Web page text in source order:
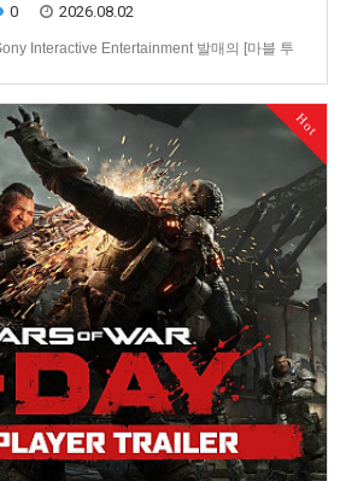
0 2026.08.02
Interactive Entertainment 발매의 [마블 투
Hot